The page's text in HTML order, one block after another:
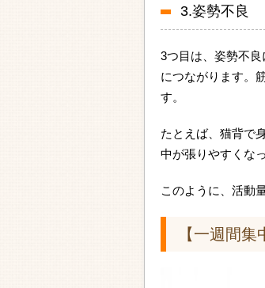
3.姿勢不良
3つ目は、姿勢不
につながります。
す。
たとえば、猫背で
中が張りやすくな
このように、活動
【一週間